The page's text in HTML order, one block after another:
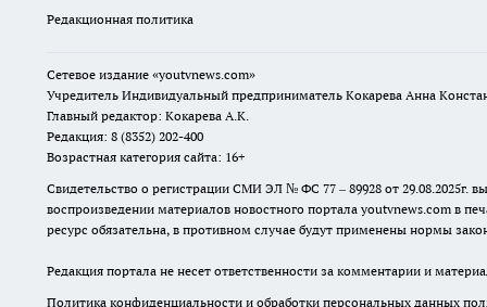
Редакционная политика
Сетевое издание «youtvnews.com»
Учредитель Индивидуальный предприниматель Кокарева Анна
Главный редактор: Кокарева А.К.
Редакция: 8 (8352) 202-400
Возрастная категория сайта: 16+
Свидетельство о регистрации СМИ ЭЛ № ФС 77 – 89928 от
воспроизведении материалов новостного портала youtvnews.com в
ресурс обязательна, в противном случае будут применены нормы
Редакция портала не несет ответственности за комментарии и
Политика конфиденциальности и обработки персональных данных